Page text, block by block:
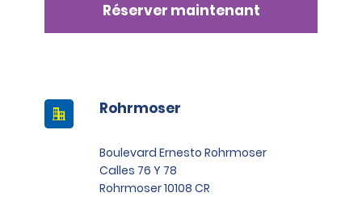
Réserver maintenant
Rohrmoser
Boulevard Ernesto Rohrmoser
Calles 76 Y 78
Rohrmoser 10108 CR